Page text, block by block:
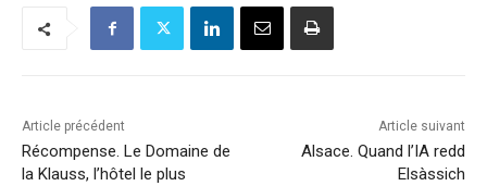
Article précédent
Récompense. Le Domaine de
la Klauss, l’hôtel le plus
Article suivant
Alsace. Quand l’IA redd
Elsàssich